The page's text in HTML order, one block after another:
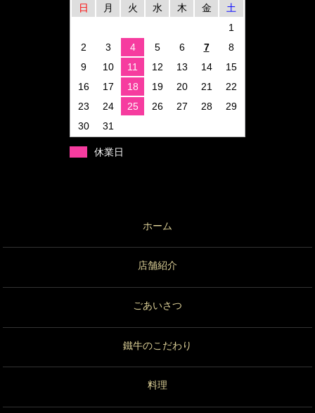
日
月 火 水 木 金
土
1
2
3 4 5 6 7
8
9
10 11 12 13 14
15
16
17 18 19 20 21
22
23
24 25 26 27 28
29
30
31
休業日
ホーム
店舗紹介
ごあいさつ
鐵牛のこだわり
料理